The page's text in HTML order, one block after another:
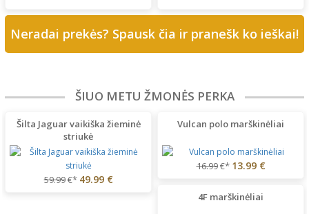
Neradai prekės? Spausk čia ir pranešk ko ieškai!
ŠIUO METU ŽMONĖS PERKA
Šilta Jaguar vaikiška žieminė
striukė
59.99€* 49.99 €
Vulcan polo marškinėliai
16.99€* 13.99 €
4F marškinėliai